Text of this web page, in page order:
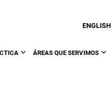
ENGLISH
ÁREAS QUE SERVIMOS